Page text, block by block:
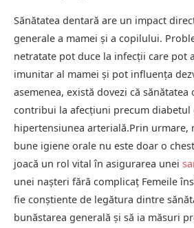
Sănătatea dentară are un impact
generale a mamei și a copilului.
netratate pot duce la infecții care pot
imunitar al mamei și pot influența
asemenea, există dovezi că
contribui la afecțiuni precum diabetul
hipertensiunea arterială.Prin urmare,
bune igiene orale nu este doar o
joacă un rol vital în asigurarea unei
unei nașteri fără complicaț Femeile
fie conștiente de legătura dintre
bunăstarea generală și să ia măsuri